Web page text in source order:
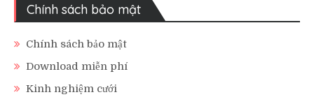
Chính sách bảo mật
Chính sách bảo mật
Download miễn phí
Kinh nghiệm cưới